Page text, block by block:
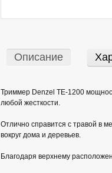
Описание
Триммер Denzel TE-1200
любой жесткости.
Отлично справится с травой в
вокруг дома и деревьев.
Благодаря верхнему